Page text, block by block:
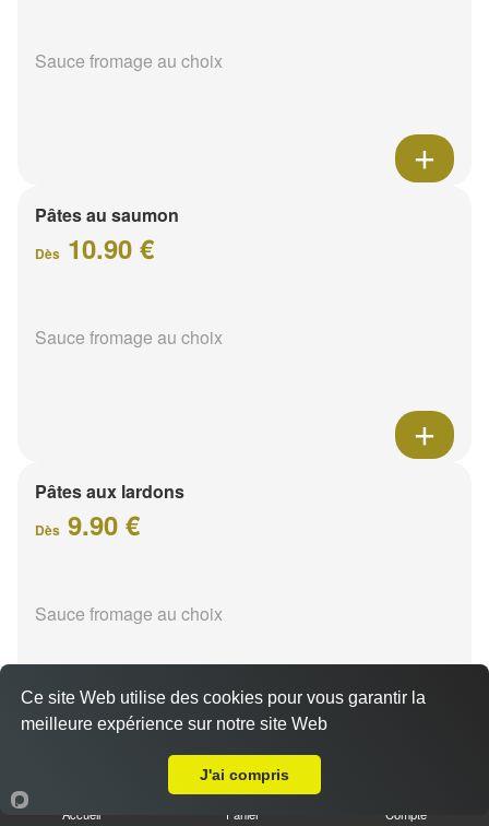
Sauce fromage au choix
Pâtes au saumon
Dès 10.90 €
Sauce fromage au choix
Pâtes aux lardons
Dès 9.90 €
Sauce fromage au choix
Accueil Panier Compte
Ce site Web utilise des cookies pour vous garantir la
meilleure expérience sur notre site Web
J'ai compris